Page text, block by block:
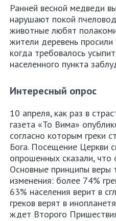
Ранней весной медведи
нарушают покой
животные любят
жители деревень
когда требовалось
населенного пункта
Интересный опрос
10 апреля, как раз в
газета «То Вима»
согласно которым греки
Бога. Посещение Церкви
опрошенных сказали, что
Основные принципы веры
изменения: более 74%
63% населения верит в
греков верят в
ждет Второго